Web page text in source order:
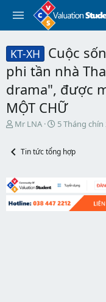
KT-XH
Cuộc
phi tần nhà
drama", được
MỘT CHỮ
T
e
d
s
t
Mr LNA
N
y
t
đ
5 Tháng chín
Tin tức tổng hợp